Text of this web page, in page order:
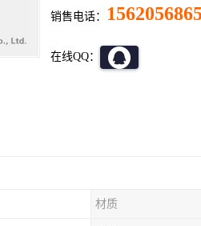
销售电话：
在线QQ：
材质